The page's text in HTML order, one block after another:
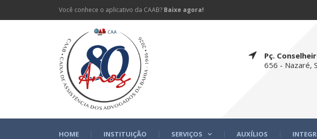
Você conhece o aplicativo da CAAB? Baixe agora!
Pç.
656 - Nazaré,
HOME INSTITUIÇÃO SERVIÇOS AUXÍLIOS